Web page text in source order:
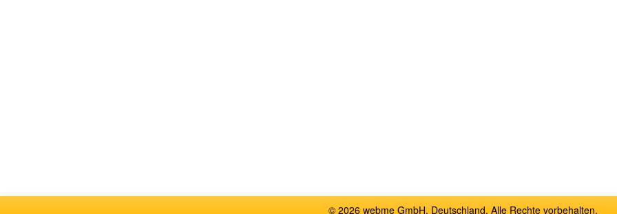
© 2026 webme GmbH, Deutschland. Alle Rechte vorbehalten.